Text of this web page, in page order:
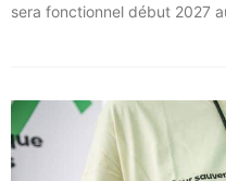
sera fonctionnel début 2027
l’acquisition et l’installation
pôle régional de cancérologie.